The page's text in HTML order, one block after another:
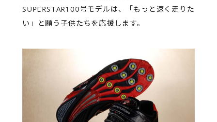
SUPERSTAR100号モデルは、「もっと速く走りた
い」と願う子供たちを応援します。